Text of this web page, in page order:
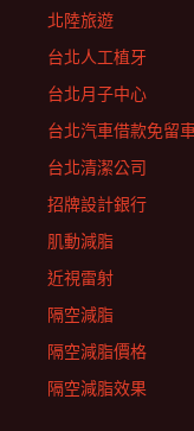
北陸旅遊
台北人工植牙
台北月子中心
台北汽車借款免留
台北清潔公司
招牌設計銀行
肌動減脂
近視雷射
隔空減脂
隔空減脂價格
隔空減脂效果